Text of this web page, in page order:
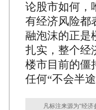
论股市如何，
有经济风险都
融泡沫的正是
扎实，整个经
楼市目前的僵
任何“不会半
凡标注来源为“经济参